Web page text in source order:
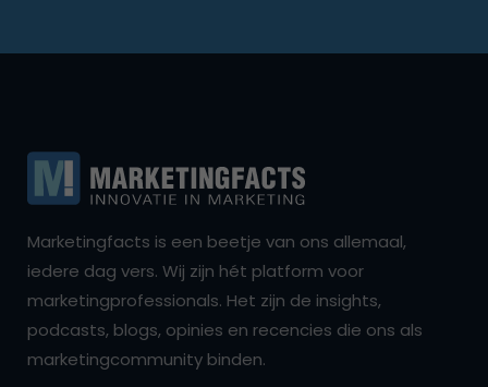
Marketingfacts is een beetje van ons allemaal,
iedere dag vers. Wij zijn hét platform voor
marketingprofessionals. Het zijn de insights,
podcasts, blogs, opinies en recencies die ons als
marketingcommunity binden.